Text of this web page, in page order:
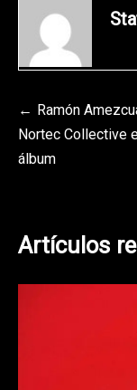
Navegación
de
Ramón
Nortec Collective
álbum
Artículos